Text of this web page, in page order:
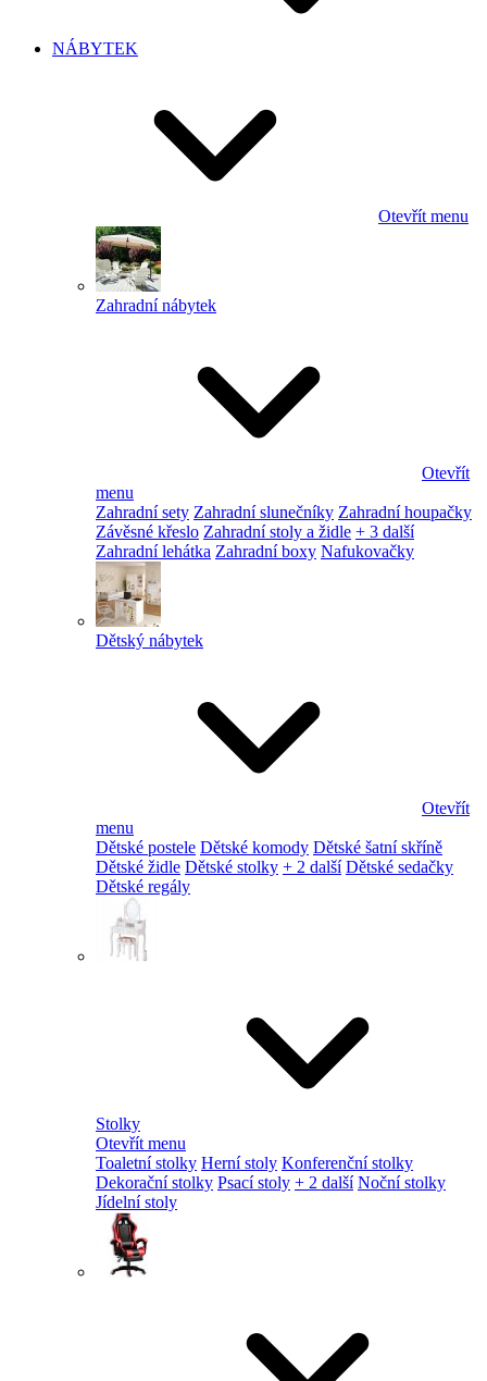
NÁBYTEK
Otevřít menu
Zahradní nábytek
Otevřít
menu
Zahradní sety Zahradní slunečníky Zahradní houpačky
Závěsné křeslo Zahradní stoly a židle + 3 další
Zahradní lehátka Zahradní boxy Nafukovačky
Dětský nábytek
Otevřít
menu
Dětské postele Dětské komody Dětské šatní skříně
Dětské židle Dětské stolky + 2 další Dětské sedačky
Dětské regály
Stolky
Otevřít menu
Toaletní stolky Herní stoly Konferenční stolky
Dekorační stolky Psací stoly + 2 další Noční stolky
Jídelní stoly